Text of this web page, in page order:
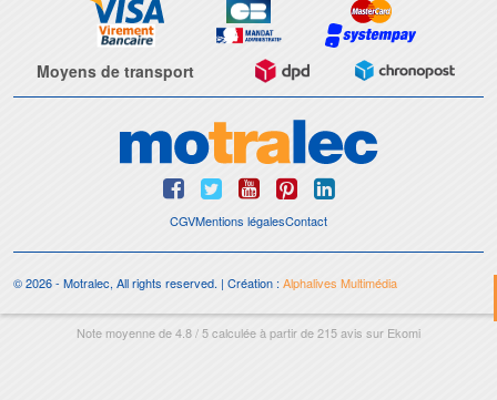
Moyens de transport
CGVMentions légalesContact
© 2026 - Motralec, All rights reserved. | Création :Alphalives Multimédia
Note moyenne de4.8/5calculée à partir de215avis sur Ekomi